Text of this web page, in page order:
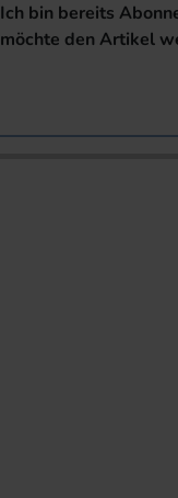
Ich bin bereits
möchte den Artikel